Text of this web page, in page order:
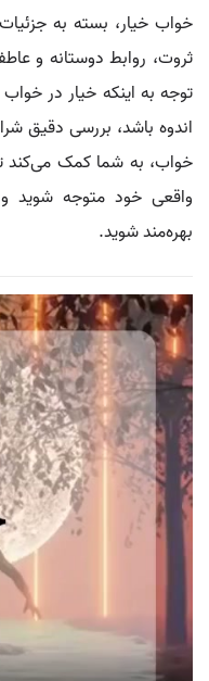
خواب خیار، بسته به
ثروت، روابط دوستانه و
توجه به اینکه خیار در
اندوه باشد، بررسی دقیق
خواب، به شما کمک می‌کند
واقعی خود متوجه شوید
بهره‌مند شوید.